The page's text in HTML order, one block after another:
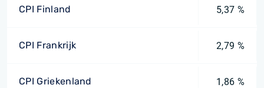
CPI Finland 5,37 %
CPI Frankrijk 2,79 %
CPI Griekenland 1,86 %